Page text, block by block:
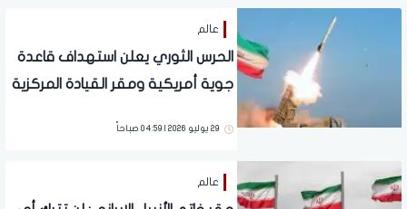
عالم
الحرس الثوري يعلن استهداف قاعدة
جوية أمريكية ومقر القيادة المركزية
29 يوليو 2026 | 04:59 صباحاً
عالم